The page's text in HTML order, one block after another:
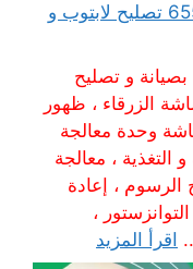
مهندس كمبيوتر النويصيب 65511033 تصليح لابتوب و
و تصليح
الزرقاء ، ظهور
وحدة معالجة
، معالجة
الرسوم ، إعادة
،
اقرأ المزيد